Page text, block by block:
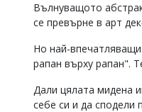
Вълнуващото
се превърне в арт
Но най-
рапан върху рапан".
Дали цялата мидена
себе си и да сподели